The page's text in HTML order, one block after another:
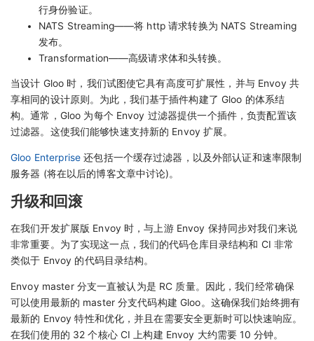
行身份验证。
NATS Streaming——将 http 请求转换为 NATS Streaming
发布。
Transformation——高级请求体和头转换。
当设计 Gloo 时，我们试图使它具有高度可扩展性，并与 Envoy 共
享相同的设计原则。为此，我们基于插件构建了 Gloo 的体系结
构。通常，Gloo 为每个 Envoy 过滤器提供一个插件，负责配置该
过滤器。这使我们能够快速支持新的 Envoy 扩展。
Gloo Enterprise 还包括一个缓存过滤器，以及外部认证和速率限制
服务器 (将在以后的博客文章中讨论)。
升级和回滚
在我们开发扩展版 Envoy 时，与上游 Envoy 保持同步对我们来说
非常重要。为了实现这一点，我们的代码仓库目录结构和 CI 非常
类似于 Envoy 的代码目录结构。
Envoy master 分支一直被认为是 RC 质量。因此，我们经常确保
可以使用最新的 master 分支代码构建 Gloo。这确保我们始终拥有
最新的 Envoy 特性和优化，并且在需要安全更新时可以快速响应。
在我们使用的 32 个核心 CI 上构建 Envoy 大约需要 10 分钟。